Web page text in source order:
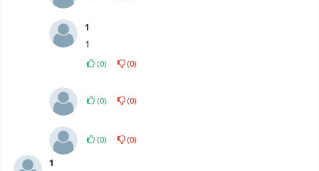
1
1
(0) (0)
(0) (0)
(0) (0)
1